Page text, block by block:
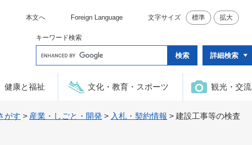
本文へ Foreign Language 文字サイズ 標準 拡大
キーワード検索
o
e
タ
ム
詳細検索
健康と福祉 文化・教育・スポーツ 観光・交流
がす > 産業・しごと・開発 > 入札・契約情報 > 建設工事等の検査